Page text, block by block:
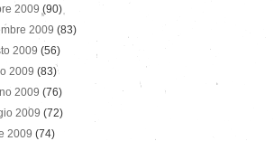
2009 (90)
2009 (83)
2009 (56)
2009 (83)
2009 (76)
2009 (72)
2009 (74)